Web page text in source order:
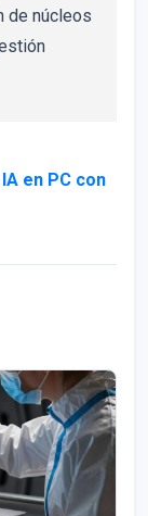
de núcleos
en PC con